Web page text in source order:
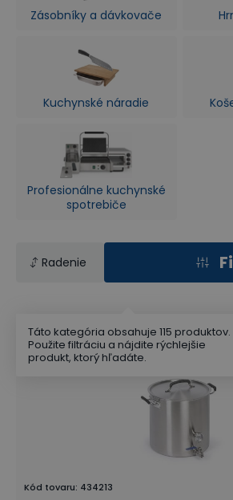
Zásobníky a dávkovače
Kuchynské náradie
Profesionálne kuchynské
spotrebiče
Radenie
Kód tovaru: 434213
Táto kategória obsahuje 115 produktov.
Použite filtráciu a nájdite rýchlejšie
produkt, ktorý hľadáte.